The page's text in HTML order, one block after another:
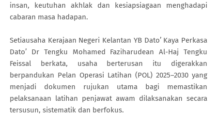
insan, keutuhan akhlak dan kesiapsiagaan menghadapi
cabaran masa hadapan.
Setiausaha Kerajaan Negeri Kelantan YB Dato’ Kaya Perkasa
Dato’ Dr Tengku Mohamed Faziharudean Al-Haj Tengku
Feissal berkata, usaha berterusan itu digerakkan
berpandukan Pelan Operasi Latihan (POL) 2025–2030 yang
menjadi dokumen rujukan utama bagi memastikan
pelaksanaan latihan penjawat awam dilaksanakan secara
tersusun, sistematik dan berfokus.